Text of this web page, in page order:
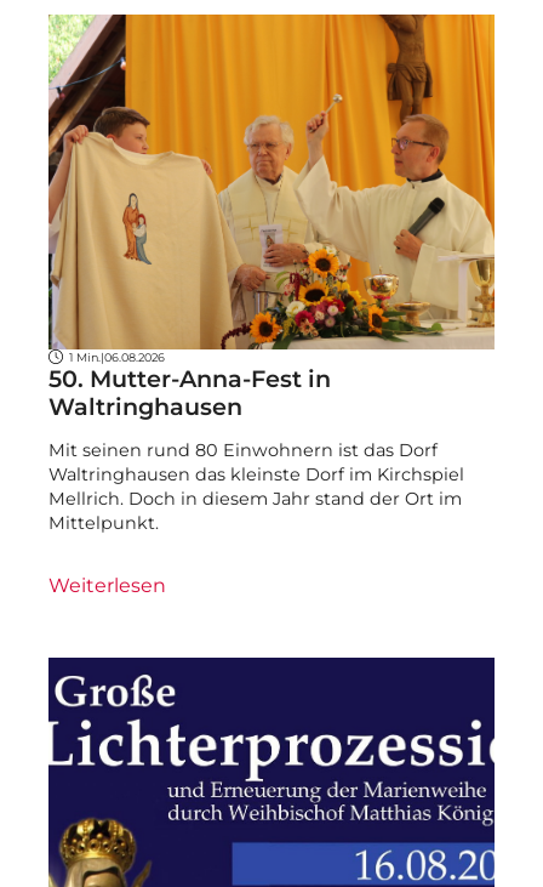
1 Min. |06.08.2026
50. Mutter-Anna-Fest in
Waltringhausen
Mit seinen rund 80 Einwohnern ist das Dorf
Waltringhausen das kleinste Dorf im Kirchspiel
Mellrich. Doch in diesem Jahr stand der Ort im
Mittelpunkt.
Weiterlesen